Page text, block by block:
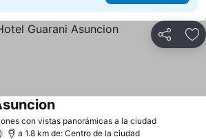
Compartir
con vistas panorámicas a la ciudad
a 1.8 km de: Centro de la ciudad